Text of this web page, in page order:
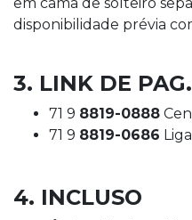
disponibilidade prévia
3. LINK DE
71 9 8819-0888
71 9 8819-0686
4. INCLUSO